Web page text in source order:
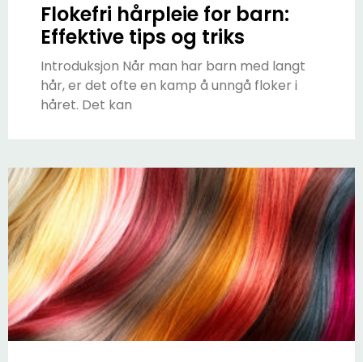
Flokefri hårpleie for barn:
Effektive tips og triks
Introduksjon Når man har barn med langt
hår, er det ofte en kamp å unngå floker i
håret. Det kan